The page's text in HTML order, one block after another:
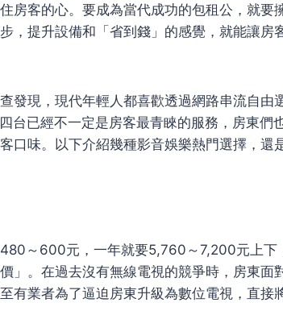
房客的心。要成為當代成功的包租公，就要
，提升設備和「省到錢」的感覺，就能讓房
發現，現代年輕人都喜歡透過網路串流自由
台已經不一定是房客最青睞的服務，房東們
口味。以下介紹幾種影音娛樂熱門選擇，還
～600元，一年就要5,760～7,200元上下
」。在過去沒有無線電視的競爭時，房東面
有業者為了逼迫房東升級為數位電視，直接